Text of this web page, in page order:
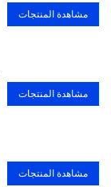
مشاهدة المنتجات
مشاهدة المنتجات
مشاهدة المنتجات